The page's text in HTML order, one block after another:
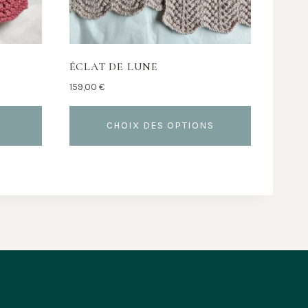
ÉCLAT DE LUNE
159,00 €
CHOIX DES OPTIONS